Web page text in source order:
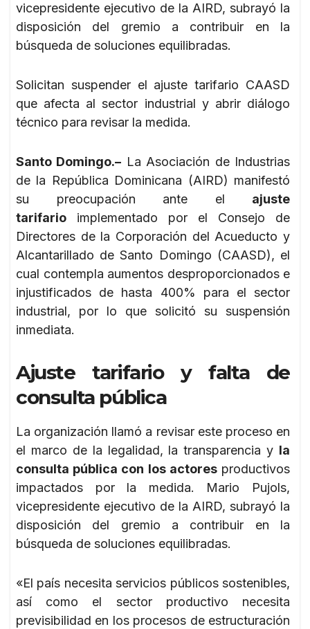
vicepresidente ejecutivo de la AIRD, subrayó la
disposición del gremio a contribuir en la
búsqueda de soluciones equilibradas.
Solicitan suspender el ajuste tarifario CAASD
que afecta al sector industrial y abrir diálogo
técnico para revisar la medida.
Santo Domingo.– La Asociación de Industrias
de la República Dominicana (AIRD) manifestó
su preocupación ante el ajuste
tarifario implementado por el Consejo de
Directores de la Corporación del Acueducto y
Alcantarillado de Santo Domingo (CAASD), el
cual contempla aumentos desproporcionados e
injustificados de hasta 400% para el sector
industrial, por lo que solicitó su suspensión
inmediata.
Ajuste tarifario y falta de
consulta pública
La organización llamó a revisar este proceso en
el marco de la legalidad, la transparencia y la
consulta pública con los actoresproductivos
impactados por la medida. Mario Pujols,
vicepresidente ejecutivo de la AIRD, subrayó la
disposición del gremio a contribuir en la
búsqueda de soluciones equilibradas.
«El país necesita servicios públicos sostenibles,
así como el sector productivo necesita
previsibilidad en los procesos de estructuración